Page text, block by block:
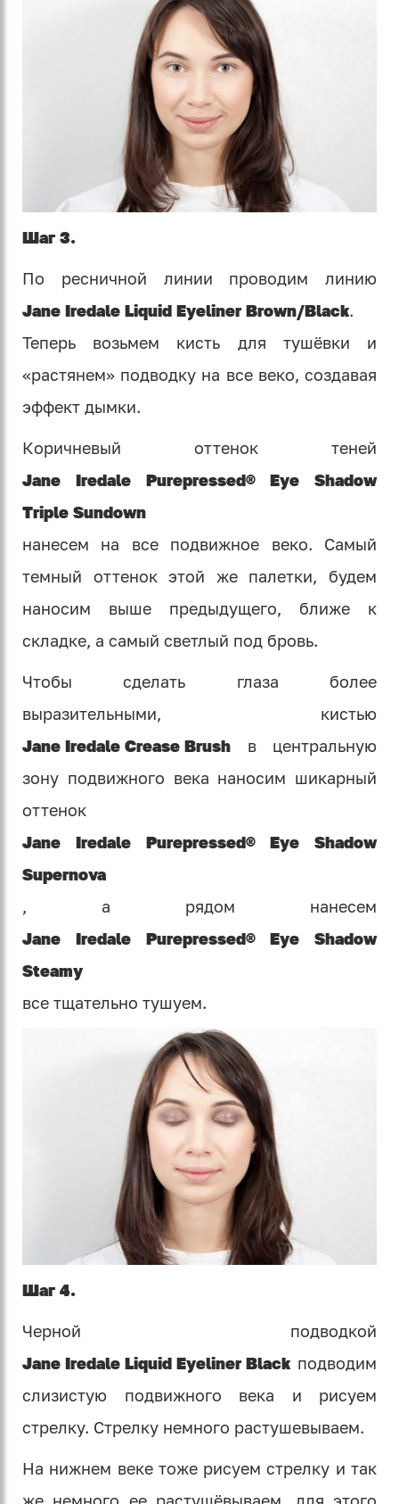
Шаг 3.
По ресничной линии проводим линию
Jane Iredale Liquid Eyeliner Brown/Black.
Теперь возьмем кисть для тушёвки и
«растянем» подводку на все веко, создавая
эффект дымки.
Коричневый оттенок теней
Jane Iredale Purepressed® Eye Shadow
Triple Sundown
нанесем на все подвижное веко. Самый
темный оттенок этой же палетки, будем
наносим выше предыдущего, ближе к
складке, а самый светлый под бровь.
Чтобы сделать глаза более
выразительными, кистью
Jane Iredale Crease Brush в центральную
зону подвижного века наносим шикарный
оттенок
Jane Iredale Purepressed® Eye Shadow
Supernova
, а рядом нанесем
Jane Iredale Purepressed® Eye Shadow
Steamy
все тщательно тушуем.
Шаг 4.
Черной подводкой
Jane Iredale Liquid Eyeliner Black подводим
слизистую подвижного века и рисуем
стрелку. Стрелку немного растушевываем.
На нижнем веке тоже рисуем стрелку и так